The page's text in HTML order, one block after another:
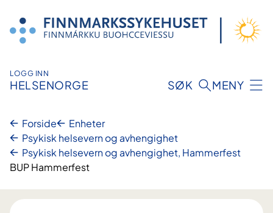
innhold
LOGG INN
HELSENORGE SØK MENY
Forside
Enheter
Psykisk helsevern og avhengighet
Psykisk helsevern og avhengighet, Hammerfest
BUP Hammerfest